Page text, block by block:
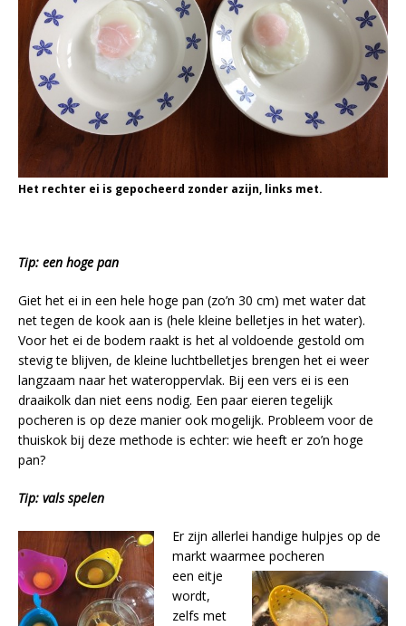
Het rechter ei is gepocheerd zonder azijn, links met.
Tip: een hoge pan
Giet het ei in een hele hoge pan (zo’n 30 cm) met water dat
net tegen de kook aan is (hele kleine belletjes in het water).
Voor het ei de bodem raakt is het al voldoende gestold om
stevig te blijven, de kleine luchtbelletjes brengen het ei weer
langzaam naar het wateroppervlak. Bij een vers ei is een
draaikolk dan niet eens nodig. Een paar eieren tegelijk
pocheren is op deze manier ook mogelijk. Probleem voor de
thuiskok bij deze methode is echter: wie heeft er zo’n hoge
pan?
Tip: vals spelen
Er zijn allerlei handige hulpjes op de
markt waarmee pocheren
een eitje
wordt,
zelfs met